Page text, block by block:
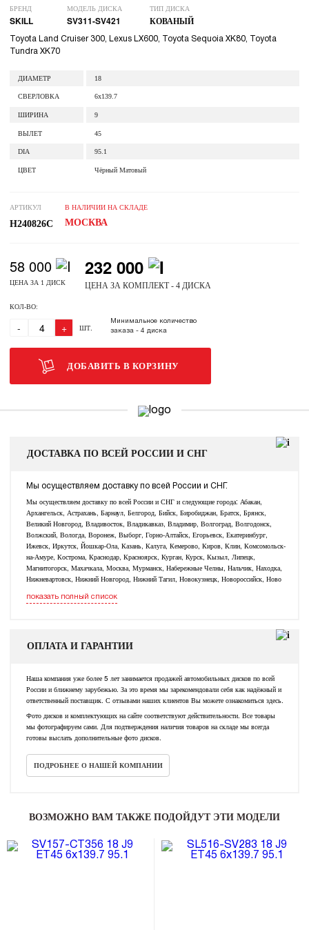
БРЕНД
SKILL
МОДЕЛЬ ДИСКА
SV311-SV421
ТИП ДИСКА
КОВАНЫЙ
Toyota Land Cruiser 300, Lexus LX600, Toyota Sequoia XK80, Toyota
Tundra XK70
ДИАМЕТР 18
СВЕРЛОВКА 6x139.7
ШИРИНА 9
ВЫЛЕТ 45
DIA 95.1
ЦВЕТ Чёрный Матовый
АРТИКУЛ
H240826C
В НАЛИЧИИ НА СКЛАДЕ
МОСКВА
58 000
ЦЕНА ЗА 1 ДИСК
232 000
ЦЕНА ЗА КОМПЛЕКТ - 4 ДИСКА
КОЛ-ВО:
- + ШТ.
Минимальное количество
заказа - 4 диска
ДОБАВИТЬ В КОРЗИНУ
ДОСТАВКА ПО ВСЕЙ РОССИИ И СНГ
Мы осуществляем доставку по всей России и СНГ.
Мы осуществляем доставку по всей России и СНГ и следующие города: Абакан,
Архангельск, Астрахань, Барнаул, Белгород, Бийск, Биробиджан, Братск, Брянск,
Великий Новгород, Владивосток, Владикавказ, Владимир, Волгоград, Волгодонск,
Волжский, Вологда, Воронеж, Выборг, Горно-Алтайск, Егорьевск, Екатеринбург,
Ижевск, Иркутск, Йошкар-Ола, Казань, Калуга, Кемерово, Киров, Клин, Комсомольск-
на-Амуре, Кострома, Краснодар, Красноярск, Курган, Курск, Кызыл, Липецк,
Магнитогорск, Махачкала, Москва, Мурманск, Набережные Челны, Нальчик, Находка,
Нижневартовск, Нижний Новгород, Нижний Тагил, Новокузнецк, Новороссийск, Ново
показать полный список
ОПЛАТА И ГАРАНТИИ
Наша компания уже более 5 лет занимается продажей автомобильных дисков по всей
России и ближнему зарубежью. За это время мы зарекомендовали себя как надёжный и
ответственный поставщик. С отзывами наших клиентов Вы можете ознакомиться здесь.
Фото дисков и комплектующих на сайте соответствуют действительности. Все товары
мы фотографируем сами. Для подтверждения наличия товаров на складе мы всегда
готовы выслать дополнительные фото дисков.
ПОДРОБНЕЕ О НАШЕЙ КОМПАНИИ
ВОЗМОЖНО ВАМ ТАКЖЕ ПОДОЙДУТ ЭТИ МОДЕЛИ